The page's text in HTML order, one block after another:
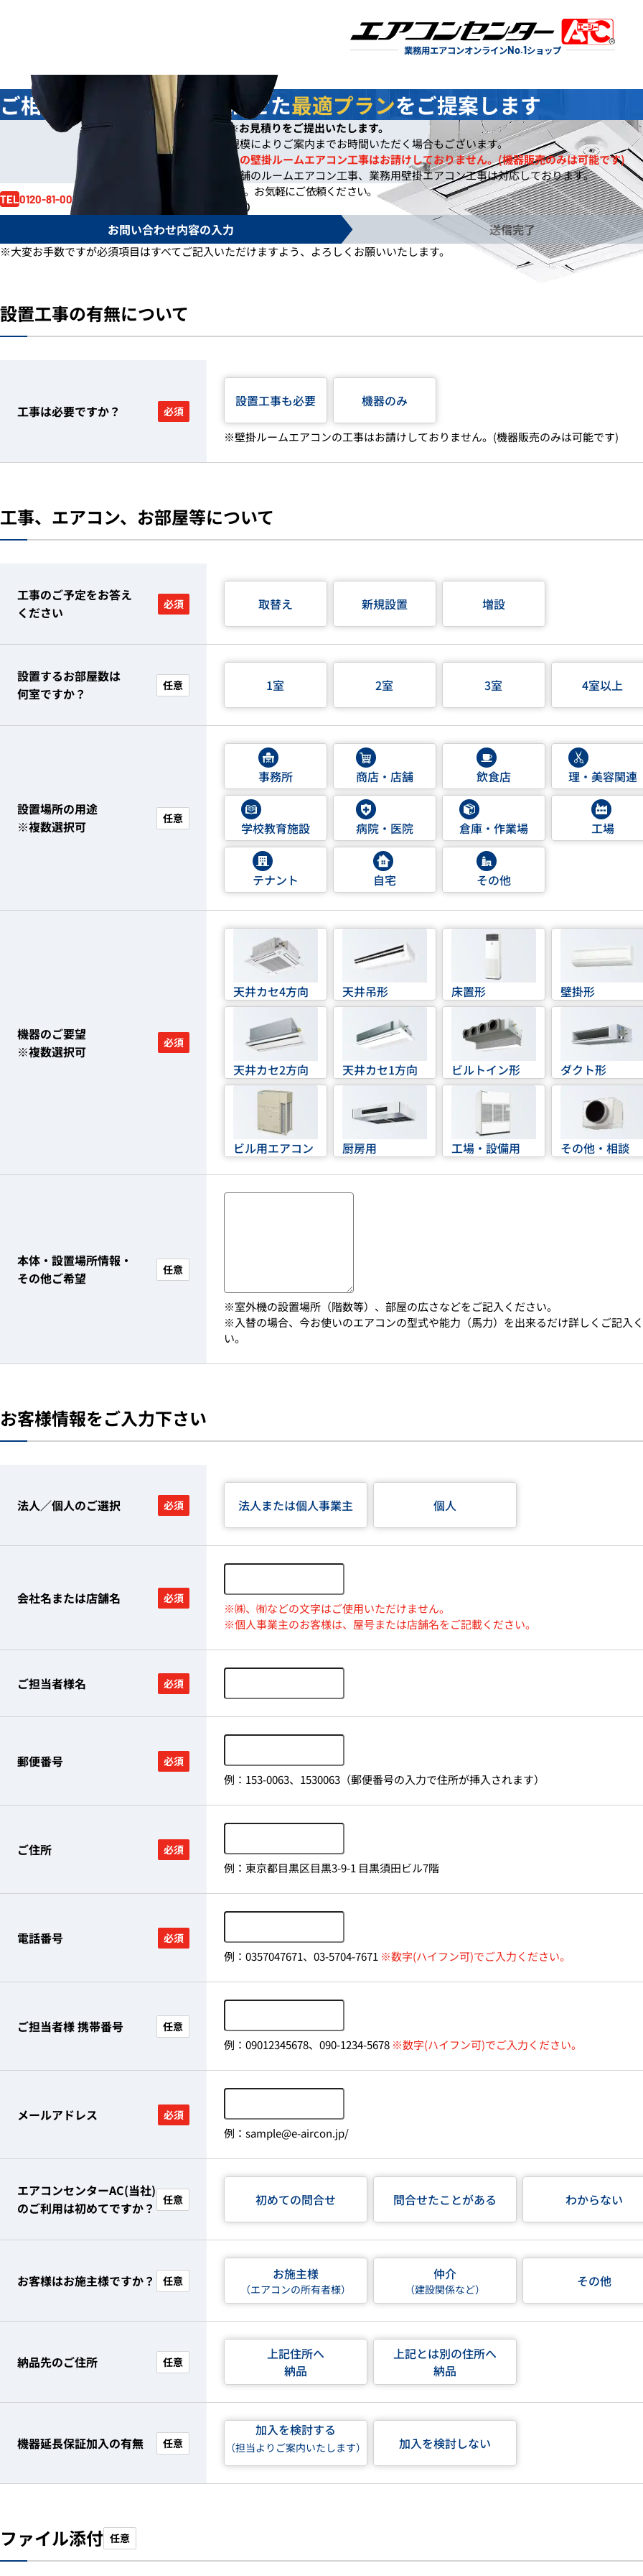
業務用エアコンオンラインNo.1ショップ
ご相談 無料 ！お客様に合わせた最適プランをご提案します
※お見積りをご提出いたします。
※ご依頼の規模によりご案内までお時間いただく場合もございます。
※一般住宅への壁掛ルームエアコン工事はお請けしておりません。(機器販売のみは可能です)
※事務所や店舗のルームエアコン工事、業務用壁掛エアコン工事は対応しております。
TEL0120-81-0017
お見積り依頼はお電話でも賜ります。 お気軽にご依頼ください。
月～金 9:00～17:30
お問い合わせ内容の入力 送信完了
※大変お手数ですが必須項目はすべてご記入いただけますよう、よろしくお願いいたします。
設置工事の有無について
工事は必要ですか？ 必須
設置工事も必要 機器のみ
※壁掛ルームエアコンの工事はお請けしておりません。(機器販売のみは可能です)
工事、エアコン、お部屋等について
工事のご予定をお答え
ください
必須 取替え 新規設置 増設
設置するお部屋数は
何室ですか？
任意 1室 2室 3室 4室以上
設置場所の用途
※複数選択可
任意
事務所 商店・店舗 飲食店 理・美容関連
学校教育施設 病院・医院 倉庫・作業場 工場
テナント 自宅 その他
機器のご要望
※複数選択可
必須
天井カセ4方向 天井吊形 床置形 壁掛形
天井カセ2方向 天井カセ1方向 ビルトイン形 ダクト形
ビル用エアコン 厨房用 工場・設備用 その他・相談
本体・設置場所情報・
その他ご希望
任意
※室外機の設置場所（階数等）、部屋の広さなどをご記入ください。
※入替の場合、今お使いのエアコンの型式や能力（馬力）を出来るだけ詳しくご記入
い。
お客様情報をご入力下さい
法人／個人のご選択 必須 法人または個人事業主 個人
会社名または店舗名 必須
※㈱、㈲などの文字はご使用いただけません。
※個人事業主のお客様は、屋号または店舗名をご記載ください。
ご担当者様名 必須
郵便番号 必須
例：153-0063、1530063（郵便番号の入力で住所が挿入されます）
ご住所 必須
例：東京都目黒区目黒3-9-1 目黒須田ビル7階
電話番号 必須
例：0357047671、03-5704-7671 ※数字(ハイフン可)でご入力ください。
ご担当者様 携帯番号 任意
例：09012345678、090-1234-5678※数字(ハイフン可)でご入力ください。
メールアドレス 必須
例：sample@e-aircon.jp/
エアコンセンターAC(当社)
のご利用は初めてですか？
任意 初めての問合せ 問合せたことがある わからない
お客様はお施主様ですか？ 任意 お施主様
（エアコンの所有者様）
仲介
（建設関係など） その他
納品先のご住所 任意
上記住所へ
納品
上記とは別の住所へ
納品
機器延長保証加入の有無 任意
加入を検討する
（担当よりご案内いたします） 加入を検討しない
ファイル添付 任意